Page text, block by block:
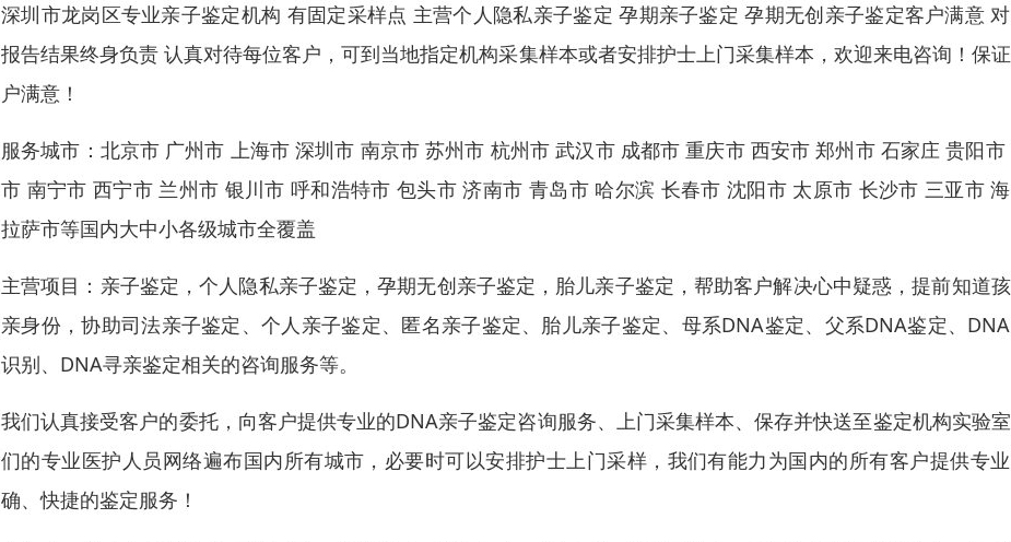
深圳市龙岗区专业亲子鉴定机构 有固定采样点 主营个人隐私亲子鉴定 孕期亲子鉴定 孕期无创亲子鉴定客户满意
报告结果终身负责 认真对待每位客户，可到当地指定机构采集样本或者安排护士上门采集样本，欢迎来电咨询！保
户满意！
服务城市：北京市 广州市 上海市 深圳市 南京市 苏州市 杭州市 武汉市 成都市 重庆市 西安市 郑州市 石家庄 贵阳市
市 南宁市 西宁市 兰州市 银川市 呼和浩特市 包头市 济南市 青岛市 哈尔滨 长春市 沈阳市 太原市 长沙市 三亚市
拉萨市等国内大中小各级城市全覆盖
主营项目：亲子鉴定，个人隐私亲子鉴定，孕期无创亲子鉴定，胎儿亲子鉴定，帮助客户解决心中疑惑，提前知道
亲身份，协助司法亲子鉴定、个人亲子鉴定、匿名亲子鉴定、胎儿亲子鉴定、母系DNA鉴定、父系DNA鉴定、
识别、DNA寻亲鉴定相关的咨询服务等。
我们认真接受客户的委托，向客户提供专业的DNA亲子鉴定咨询服务、上门采集样本、保存并快送至鉴定机构实验
们的专业医护人员网络遍布国内所有城市，必要时可以安排护士上门采样，我们有能力为国内的所有客户提供专
确、快捷的鉴定服务！